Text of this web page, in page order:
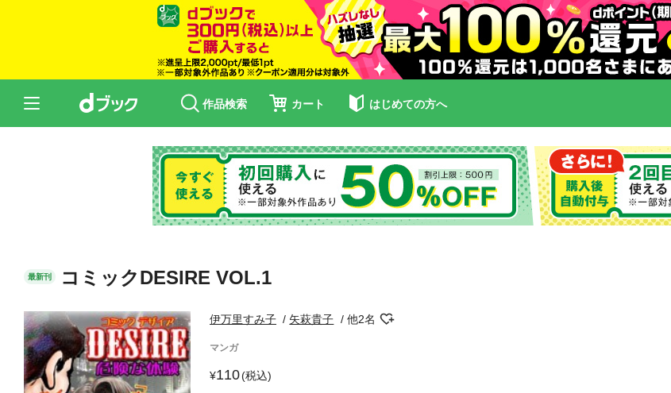
作品検索 カート はじめての方へ
最新刊 コミックDESIRE VOL.1
伊万里すみ子 矢萩貴子 他2名
マンガ
110(税込)